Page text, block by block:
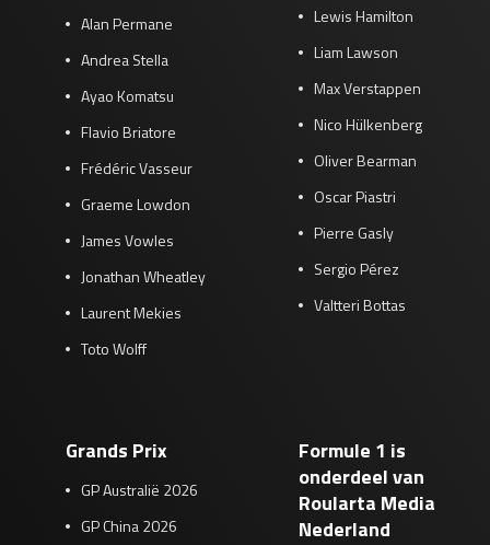
Alan Permane
Andrea Stella
Ayao Komatsu
Flavio Briatore
Frédéric Vasseur
Graeme Lowdon
James Vowles
Jonathan Wheatley
Laurent Mekies
Toto Wolff
Lewis Hamilton
Liam Lawson
Max Verstappen
Nico Hülkenberg
Oliver Bearman
Oscar Piastri
Pierre Gasly
Sergio Pérez
Valtteri Bottas
Grands Prix
GP Australië 2026
GP China 2026
Formule 1 is
onderdeel van
Roularta Media
Nederland